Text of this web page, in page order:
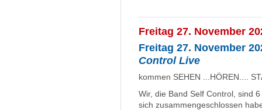
Freitag 27. November
Freitag 27. November
Control Live
kommen SEHEN ...HÖREN....
Wir, die Band Self Control, sind
sich zusammengeschlossen